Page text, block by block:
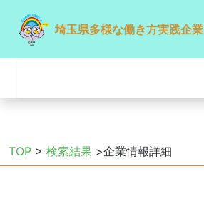
埼玉県多様な働き方実践企業
TOP > 検索結果 >企業情報詳細